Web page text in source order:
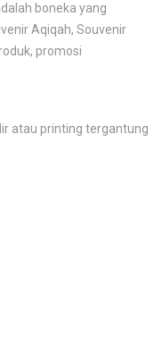
boneka yang
Aqiqah, Souvenir
promosi
atau printing tergantung